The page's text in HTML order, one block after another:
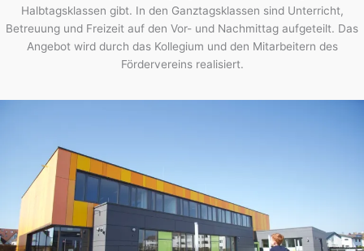
Halbtagsklassen gibt. In den Ganztagsklassen sind Unterricht,
Betreuung und Freizeit auf den Vor- und Nachmittag aufgeteilt. Das
Angebot wird durch das Kollegium und den Mitarbeitern des
Fördervereins realisiert.